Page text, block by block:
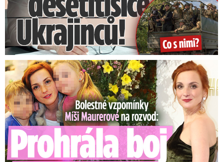
Bolestné vzpomínky Míši Maurerové: Prohrála boj o dvojčata!